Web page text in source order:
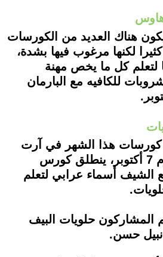
هناك العديد من الكورسات
لكنها مرغوب فيها بشدة،
لتعلم كل ما يخص مهنة
للكافيه مع البارمان
هذا الشهر في آرت
كوك هاوس، وفي يوم 7 أكتوبر، ينطلق كورس
الشيف أسماء عرابي لتعلم
المشاركون حلويات البيف
حسن.